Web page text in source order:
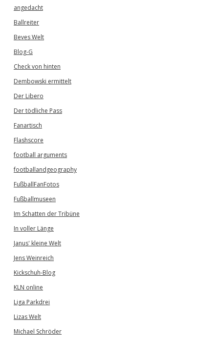
angedacht
Ballreiter
Beves Welt
Blog-G
Check von hinten
Dembowski ermittelt
Der Libero
Der tödliche Pass
Fanartisch
Flashscore
football arguments
footballandgeography
FußballFanFotos
Fußballmuseen
Im Schatten der Tribüne
In voller Länge
Janus' kleine Welt
Jens Weinreich
Kickschuh-Blog
KLN online
Liga Parkdrei
Lizas Welt
Michael Schröder